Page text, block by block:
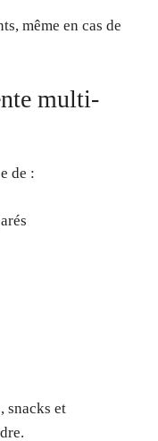
même en cas de
multi-
de :
snacks et